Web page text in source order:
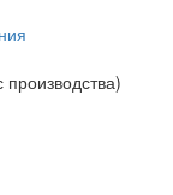
производства)